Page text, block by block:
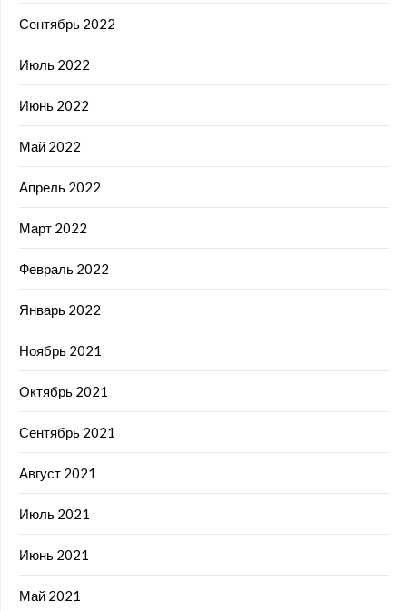
Сентябрь 2022
Июль 2022
Июнь 2022
Май 2022
Апрель 2022
Март 2022
Февраль 2022
Январь 2022
Ноябрь 2021
Октябрь 2021
Сентябрь 2021
Август 2021
Июль 2021
Июнь 2021
Май 2021